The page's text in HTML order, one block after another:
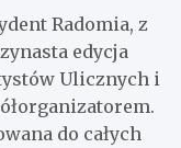
Radomia, z
edycja
Ulicznych i
do całych